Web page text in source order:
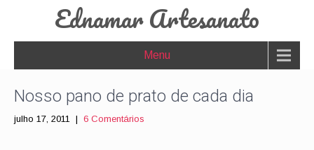
Ednamar Artesanato
Menu
Nosso pano de prato de cada dia
julho 17, 2011 | 6 Comentários